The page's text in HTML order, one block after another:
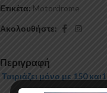
Ετικέτα: Motordrome
Ακολουθήστε:
Περιγραφή
Ταιριάζει μόνο με 150